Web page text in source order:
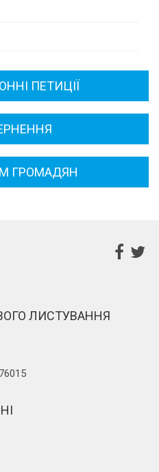
ПЕТИЦІЇ
ГРОМАДЯН
ЛИСТУВАННЯ